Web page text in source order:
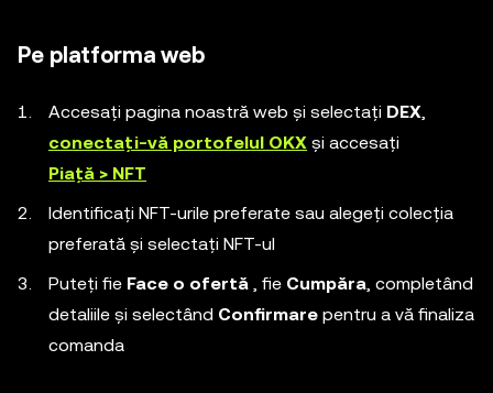
Pe platforma web
Accesați pagina noastră web și selectați DEX
conectați-vă portofelul OKX și accesați
Piață > NFT
Identificați NFT-urile preferate sau alegeți colecția
preferată și selectați NFT-ul
Puteți fie Face o ofertă , fie Cumpăra , completând
detaliile și selectând Confirmare pentru a vă finaliza
comanda